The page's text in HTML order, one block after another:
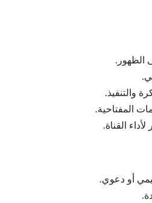
الظهور.
والتنفيذ.
المفتاحية.
القناة.
أو دعوي.